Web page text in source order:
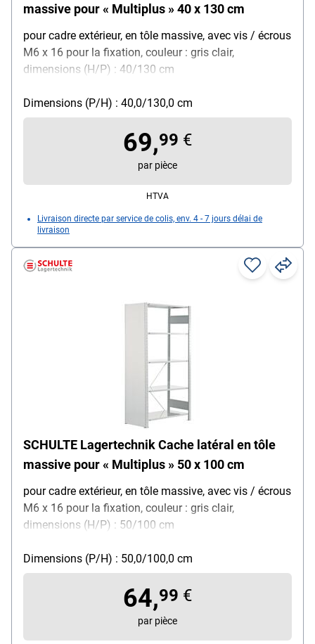
massive pour « Multiplus » 40 x 130 cm
pour cadre extérieur, en tôle massive, avec vis / écrous
M6 x 16 pour la fixation, couleur : gris clair,
dimensions (H/P) : 40/130 cm
Dimensions (P/H) : 40,0/130,0 cm
69,99 €
par pièce
HTVA
Livraison directe par service de colis, env. 4 - 7 jours délai de
livraison
SCHULTE Lagertechnik Cache latéral en tôle
massive pour « Multiplus » 50 x 100 cm
pour cadre extérieur, en tôle massive, avec vis / écrous
M6 x 16 pour la fixation, couleur : gris clair,
dimensions (H/P) : 50/100 cm
Dimensions (P/H) : 50,0/100,0 cm
64,99 €
par pièce